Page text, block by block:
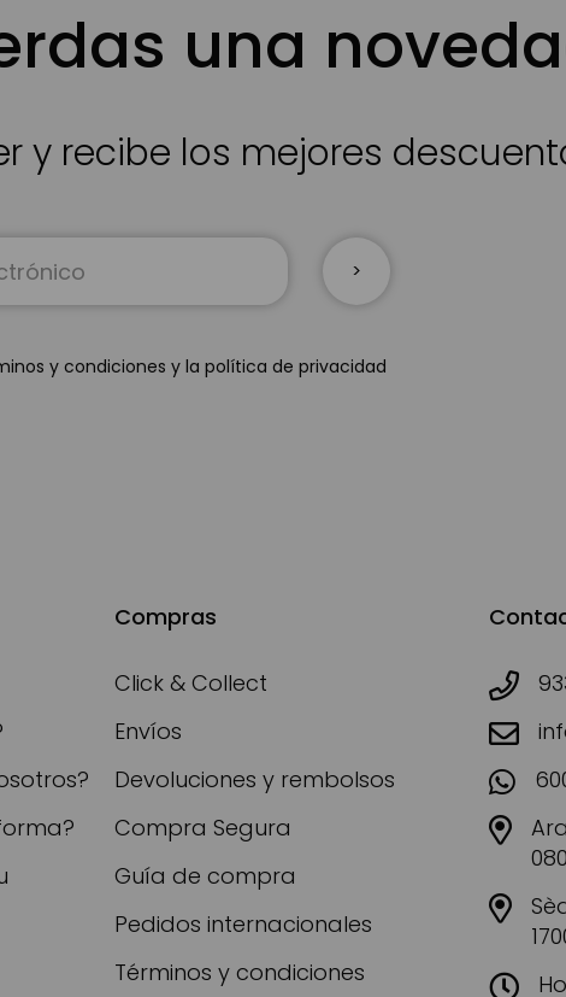
una
y recibe los mejores
a
noticias:
y condiciones y la política de privacidad
Compras
Click & Collect
Envíos
Devoluciones y rembolsos
Compra Segura
Guía de compra
Pedidos internacionales
Términos y condiciones